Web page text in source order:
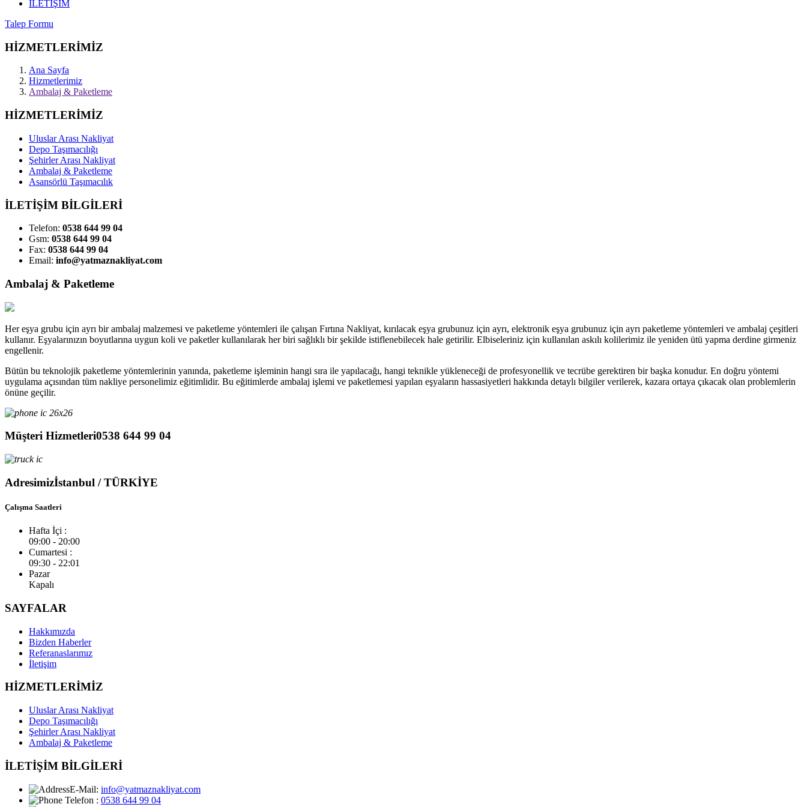
İLETİŞİM
Talep Formu
HİZMETLERİMİZ
Ana Sayfa
Hizmetlerimiz
Ambalaj & Paketleme
HİZMETLERİMİZ
Uluslar Arası Nakliyat
Depo Taşımacılığı
Şehirler Arası Nakliyat
Ambalaj & Paketleme
Asansörlü Taşımacılık
İLETİŞİM BİLGİLERİ
Telefon: 0538 644 99 04
Gsm: 0538 644 99 04
Fax: 0538 644 99 04
Email: info@yatmaznakliyat.com
Ambalaj & Paketleme
Her eşya grubu için ayrı bir ambalaj malzemesi ve paketleme yöntemleri ile çalışan Fırtına Nakliyat, kırılacak eşya grubunuz için ayrı, elektronik eşya grubunuz için ayrı paketleme yöntemleri ve ambalaj çeşitleri
kullanır. Eşyalarınızın boyutlarına uygun koli ve paketler kullanılarak her biri sağlıklı bir şekilde istiflenebilecek hale getirilir. Elbiseleriniz için kullanılan askılı kolilerimiz ile yeniden ütü yapma derdine girmeniz
engellenir.
Bütün bu teknolojik paketleme yöntemlerinin yanında, paketleme işleminin hangi sıra ile yapılacağı, hangi teknikle yükleneceği de profesyonellik ve tecrübe gerektiren bir başka konudur. En doğru yöntemi
uygulama açısından tüm nakliye personelimiz eğitimlidir. Bu eğitimlerde ambalaj işlemi ve paketlemesi yapılan eşyaların hassasiyetleri hakkında detaylı bilgiler verilerek, kazara ortaya çıkacak olan problemlerin
önüne geçilir.
Müşteri Hizmetleri0538 644 99 04
Adresimizİstanbul / TÜRKİYE
Çalışma Saatleri
Hafta İçi :
09:00 - 20:00
Cumartesi :
09:30 - 22:01
Pazar
Kapalı
SAYFALAR
Hakkımızda
Bizden Haberler
Referanaslarımız
İletişim
HİZMETLERİMİZ
Uluslar Arası Nakliyat
Depo Taşımacılığı
Şehirler Arası Nakliyat
Ambalaj & Paketleme
İLETİŞİM BİLGİLERİ
E-Mail: info@yatmaznakliyat.com
Telefon : 0538 644 99 04